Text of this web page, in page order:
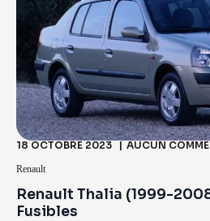
Renault Thalia (1999-
Fusibles
18 OCTOBRE 2023 AUCUN
Renault